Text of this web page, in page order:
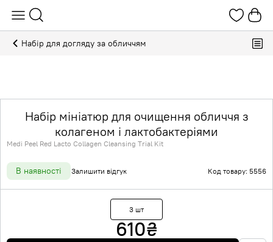
Набір для догляду за обличчям
Набір мініатюр для очищення обличчя з
колагеном і лактобактеріями
Medi Peel Red Lacto Collagen Cleansing Trial Kit
В наявності Залишити відгук Код товару: 5556
3 шт
610₴